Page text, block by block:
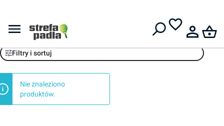
Produkt polecany trening
Filtry i sortuj
Nie znaleziono
produktów.